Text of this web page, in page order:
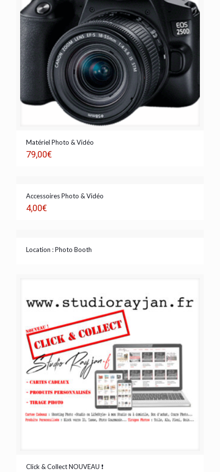
Matériel Photo & Vidéo
79,00€
Accessoires Photo & Vidéo
4,00€
Location : Photo Booth
Click & Collect NOUVEAU ❗️